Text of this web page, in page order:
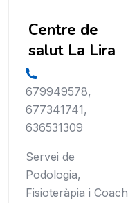
Centre de
salut La Lira
679949578,
677341741,
636531309
Servei de
Podologia,
Fisioteràpia i Coach